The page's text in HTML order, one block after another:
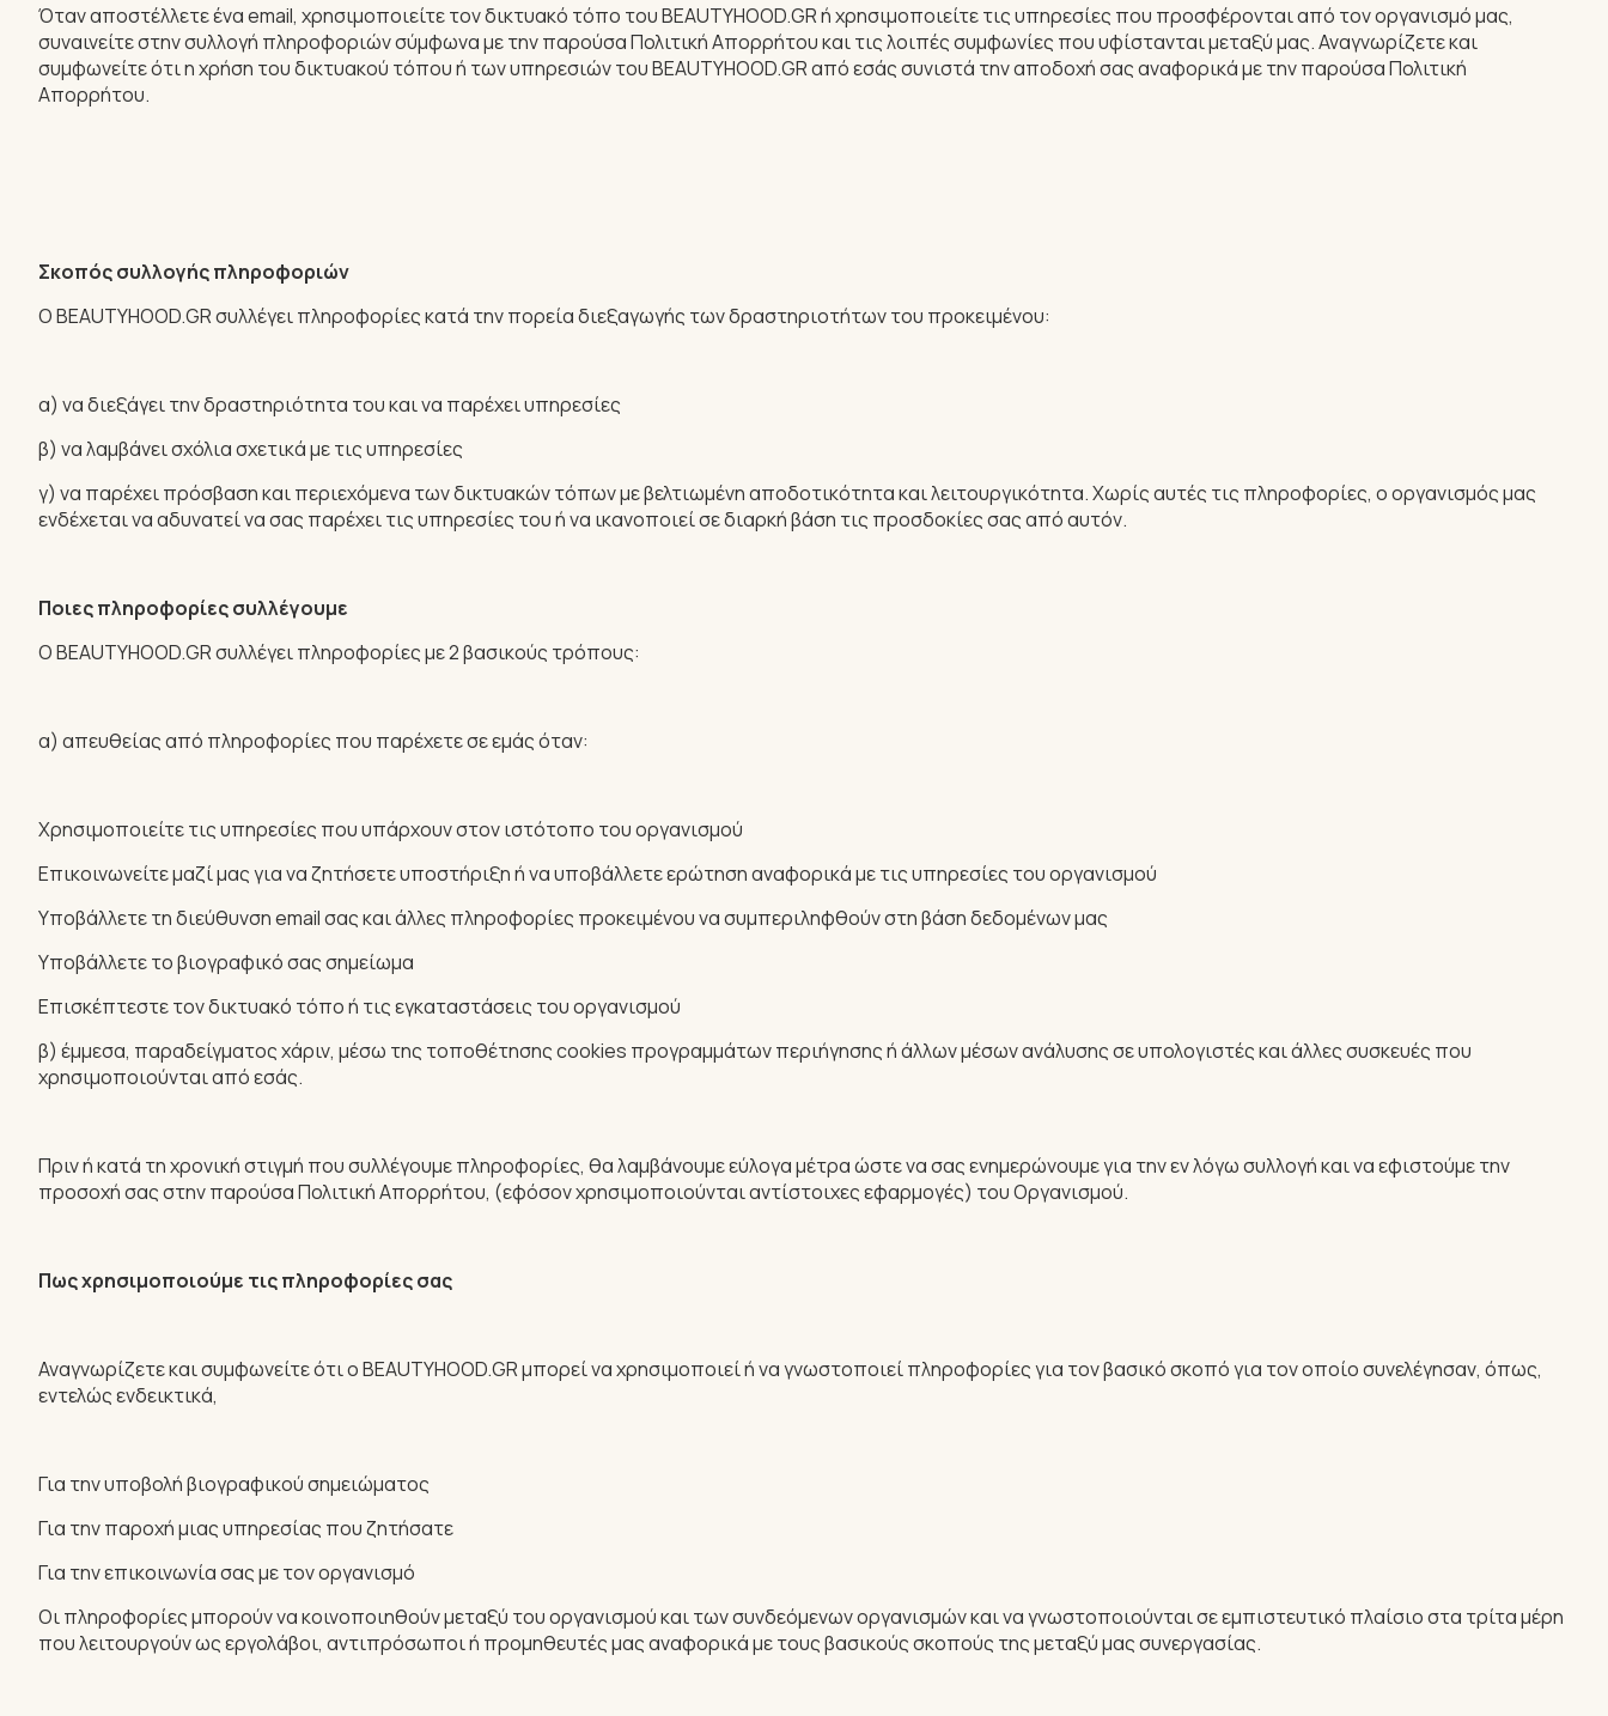
Όταν αποστέλλετε ένα email, χρησιμοποιείτε τον δικτυακό τόπο του BEAUTYHOOD.GR ή χρησιμοποιείτε τις υπηρεσίες που προσφέρονται από τον οργανισμό μας,
συναινείτε στην συλλογή πληροφοριών σύμφωνα με την παρούσα Πολιτική Απορρήτου και τις λοιπές συμφωνίες που υφίστανται μεταξύ μας. Αναγνωρίζετε και
συμφωνείτε ότι η χρήση του δικτυακού τόπου ή των υπηρεσιών του BEAUTYHOOD.GR από εσάς συνιστά την αποδοχή σας αναφορικά με την παρούσα Πολιτική
Απορρήτου.
Σκοπός συλλογής πληροφοριών
Ο BEAUTYHOOD.GR συλλέγει πληροφορίες κατά την πορεία διεξαγωγής των δραστηριοτήτων του προκειμένου:
α) να διεξάγει την δραστηριότητα του και να παρέχει υπηρεσίες
β) να λαμβάνει σχόλια σχετικά με τις υπηρεσίες
γ) να παρέχει πρόσβαση και περιεχόμενα των δικτυακών τόπων με βελτιωμένη αποδοτικότητα και λειτουργικότητα. Χωρίς αυτές τις πληροφορίες, ο οργανισμός μας
ενδέχεται να αδυνατεί να σας παρέχει τις υπηρεσίες του ή να ικανοποιεί σε διαρκή βάση τις προσδοκίες σας από αυτόν.
Ποιες πληροφορίες συλλέγουμε
Ο BEAUTYHOOD.GR συλλέγει πληροφορίες με 2 βασικούς τρόπους:
α) απευθείας από πληροφορίες που παρέχετε σε εμάς όταν:
Χρησιμοποιείτε τις υπηρεσίες που υπάρχουν στον ιστότοπο του οργανισμού
Επικοινωνείτε μαζί μας για να ζητήσετε υποστήριξη ή να υποβάλλετε ερώτηση αναφορικά με τις υπηρεσίες του οργανισμού
Υποβάλλετε τη διεύθυνση email σας και άλλες πληροφορίες προκειμένου να συμπεριληφθούν στη βάση δεδομένων μας
Υποβάλλετε το βιογραφικό σας σημείωμα
Επισκέπτεστε τον δικτυακό τόπο ή τις εγκαταστάσεις του οργανισμού
β) έμμεσα, παραδείγματος χάριν, μέσω της τοποθέτησης cookies προγραμμάτων περιήγησης ή άλλων μέσων ανάλυσης σε υπολογιστές και άλλες συσκευές που
χρησιμοποιούνται από εσάς.
Πριν ή κατά τη χρονική στιγμή που συλλέγουμε πληροφορίες, θα λαμβάνουμε εύλογα μέτρα ώστε να σας ενημερώνουμε για την εν λόγω συλλογή και να εφιστούμε την
προσοχή σας στην παρούσα Πολιτική Απορρήτου, (εφόσον χρησιμοποιούνται αντίστοιχες εφαρμογές) του Οργανισμού.
Πως χρησιμοποιούμε τις πληροφορίες σας
Αναγνωρίζετε και συμφωνείτε ότι ο BEAUTYHOOD.GR μπορεί να χρησιμοποιεί ή να γνωστοποιεί πληροφορίες για τον βασικό σκοπό για τον οποίο συνελέγησαν, όπως,
εντελώς ενδεικτικά,
Για την υποβολή βιογραφικού σημειώματος
Για την παροχή μιας υπηρεσίας που ζητήσατε
Για την επικοινωνία σας με τον οργανισμό
Οι πληροφορίες μπορούν να κοινοποιηθούν μεταξύ του οργανισμού και των συνδεόμενων οργανισμών και να γνωστοποιούνται σε εμπιστευτικό πλαίσιο στα τρίτα μέρη
που λειτουργούν ως εργολάβοι, αντιπρόσωποι ή προμηθευτές μας αναφορικά με τους βασικούς σκοπούς της μεταξύ μας συνεργασίας.